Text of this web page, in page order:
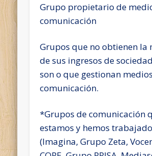
Grupo propietario de
comunicación
Grupos que no obtienen la
de sus ingresos de
son o que gestionan
comunicación.
*Grupos de comunicación
estamos y hemos
(Imagina, Grupo Zeta,